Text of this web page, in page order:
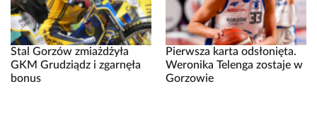
Stal Gorzów zmiażdżyła
GKM Grudziądz i zgarnęła
bonus
Pierwsza karta odsłonięta.
Weronika Telenga zostaje w
Gorzowie